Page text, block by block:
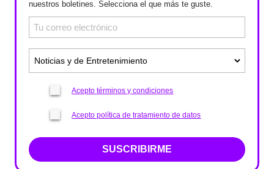
nuestros boletines. Selecciona el que más te guste.
Acepto términos y condiciones
Acepto política de tratamiento de datos
SUSCRIBIRME